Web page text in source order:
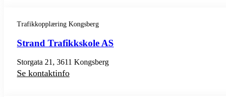
Trafikkopplæring Kongsberg
Strand Trafikkskole AS
Storgata 21, 3611 Kongsberg
Se kontaktinfo